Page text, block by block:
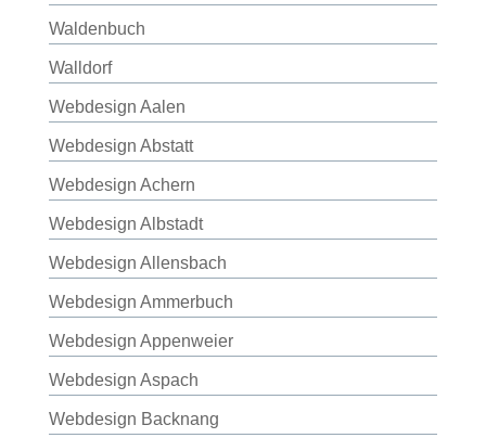
Waldenbuch
Walldorf
Webdesign Aalen
Webdesign Abstatt
Webdesign Achern
Webdesign Albstadt
Webdesign Allensbach
Webdesign Ammerbuch
Webdesign Appenweier
Webdesign Aspach
Webdesign Backnang